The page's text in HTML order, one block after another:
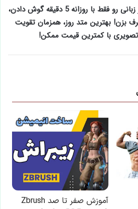
، هر زبانی رو فقط با روزانه 5 دقیقه گوش دادن،
حرف بزن! بهترین متد روز، همزمان تقویت
با کمترین قیمت ممکن!